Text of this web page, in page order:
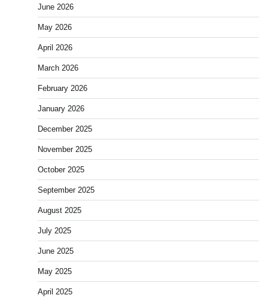
June 2026
May 2026
April 2026
March 2026
February 2026
January 2026
December 2025
November 2025
October 2025
September 2025
August 2025
July 2025
June 2025
May 2025
April 2025